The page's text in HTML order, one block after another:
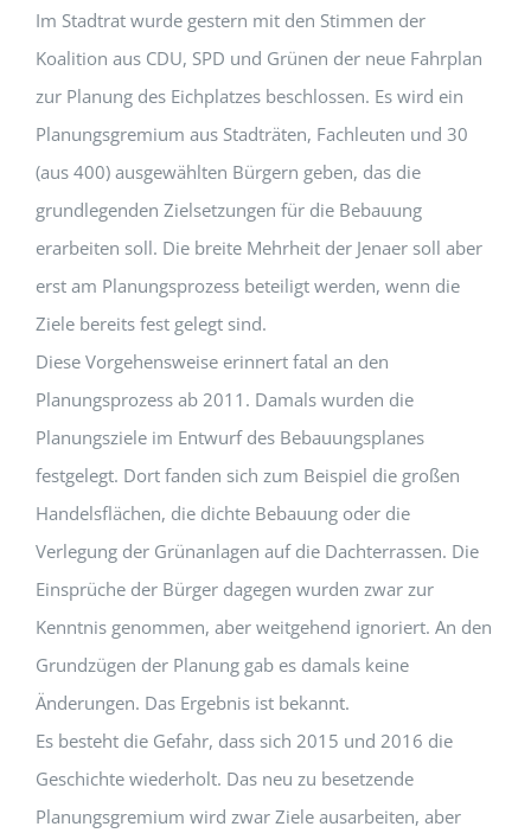
Im Stadtrat wurde gestern mit den Stimmen der
Koalition aus CDU, SPD und Grünen der neue Fahrplan
zur Planung des Eichplatzes beschlossen. Es wird ein
Planungsgremium aus Stadträten, Fachleuten und 30
(aus 400) ausgewählten Bürgern geben, das die
grundlegenden Zielsetzungen für die Bebauung
erarbeiten soll. Die breite Mehrheit der Jenaer soll aber
erst am Planungsprozess beteiligt werden, wenn die
Ziele bereits fest gelegt sind.
Diese Vorgehensweise erinnert fatal an den
Planungsprozess ab 2011. Damals wurden die
Planungsziele im Entwurf des Bebauungsplanes
festgelegt. Dort fanden sich zum Beispiel die großen
Handelsflächen, die dichte Bebauung oder die
Verlegung der Grünanlagen auf die Dachterrassen. Die
Einsprüche der Bürger dagegen wurden zwar zur
Kenntnis genommen, aber weitgehend ignoriert. An den
Grundzügen der Planung gab es damals keine
Änderungen. Das Ergebnis ist bekannt.
Es besteht die Gefahr, dass sich 2015 und 2016 die
Geschichte wiederholt. Das neu zu besetzende
Planungsgremium wird zwar Ziele ausarbeiten, aber